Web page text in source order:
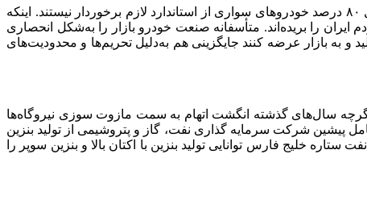
این ناوگان فرسوده اگر بهترین بنزین‌های جهان را هم مصرف کند باز هم آلایندگی بالایی دارد. ۴ درصد سواری‌ها اسقاطی هستند اما حداقل ۸۰ درصد خودروهای سواری از استاندارد لازم برخوردار نیستند. اینکه
این خودروها نفس مردم ایران را بریده‌اند. متأسفانه صنعت خودرو بازار را به‌شکل انحصاری
به بازار عرضه کنند جایگزینی هم به‌دلیل تحریم‌ها و محدودیت‌های
سال‌های گذشته انگشت اتهام به سمت مازوت سوزی نیروگاه‌ها
پیشین شرکت سرمایه گذاری نفت، گاز و پتروشیمی از تولید بنزین
ستاره خلیج فارس توانایی تولید بنزین با اکتان بالا و بنزین سوپر را